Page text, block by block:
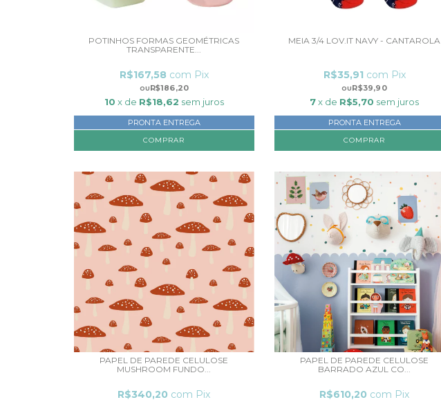
POTINHOS FORMAS GEOMÉTRICAS
TRANSPARENTE...
R$186,20
R$167,58 com Pix
10 x de R$18,62 sem juros
PRONTA ENTREGA
MEIA 3/4 LOV.IT NAVY - CANTAROLA
R$39,90
R$35,91 com Pix
7x de R$5,70 sem juros
PRONTA ENTREGA
COMPRAR
PAPEL DE PAREDE CELULOSE
MUSHROOM FUNDO...
R$340,20 com Pix
PAPEL DE PAREDE CELULOSE
BARRADO AZUL CO...
R$610,20 com Pix